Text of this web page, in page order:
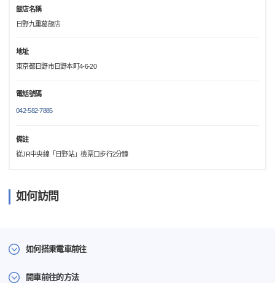
飯店名稱
日野九重葛飯店
地址
東京都日野市日野本町4-6-20
電話號碼
042-582-7885
備註
從JR中央線「日野站」檢票口步行2分鐘
如何訪問
如何搭乘電車前往
開車前往的方法